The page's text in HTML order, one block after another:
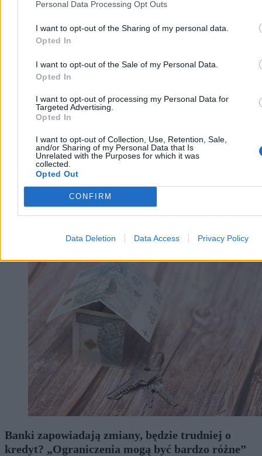
Personal Data Processing Opt Outs
I want to opt-out of the Sharing of my personal data.
Opted In
I want to opt-out of the Sale of my Personal Data.
Opted In
I want to opt-out of processing my Personal Data for
Targeted Advertising.
Opted In
I want to opt-out of Collection, Use, Retention, Sale,
and/or Sharing of my Personal Data that Is
Unrelated with the Purposes for which it was
collected.
Opted Out
CONFIRM
Data Deletion Data Access Privacy Policy
szansę na rozwój branży sztucznej inteligencji? Sprawdziliśmy.
Wczoraj 14:42
Reklama
Banki zapowiadają zmiany, będzie trudniej o
kredyt? „Ograniczenia mogą być bardzo różne”